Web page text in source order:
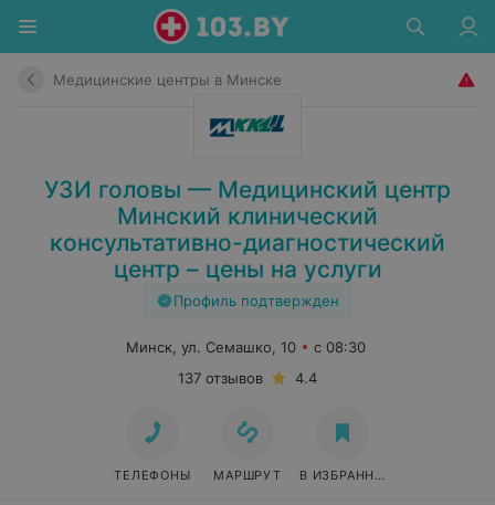
Медицинские центры в Минске
УЗИ головы — Медицинский центр
Минский клинический
консультативно-диагностический
центр – цены на услуги
Профиль подтвержден
Минск, ул. Семашко, 10
с 08:30
137 отзывов
4.4
ТЕЛЕФОНЫ МАРШРУТ В ИЗБРАННОЕ